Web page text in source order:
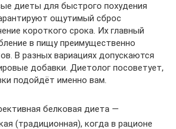
диеты для быстрого похудения
ощутимый сброс
короткого срока. Их главный
в пищу преимущественно
В разных вариациях допускаются
добавки. Диетолог посоветует,
подойдёт именно вам.
белковая диета —
(традиционная), когда в рационе